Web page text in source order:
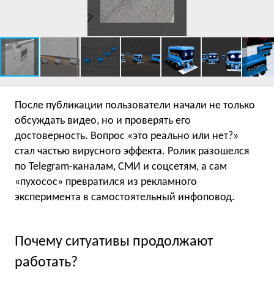
После публикации пользователи начали не только
обсуждать видео, но и проверять его
достоверность. Вопрос «это реально или нет?»
стал частью вирусного эффекта. Ролик разошелся
по Telegram-каналам, СМИ и соцсетям, а сам
«пухосос» превратился из рекламного
эксперимента в самостоятельный инфоповод.
Почему ситуативы продолжают
работать?